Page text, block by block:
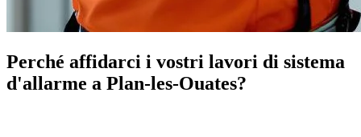
Perché affidarci i vostri lavori di sistema
d'allarme a Plan-les-Ouates?